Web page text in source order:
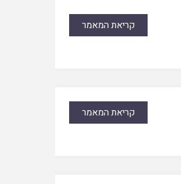
קריאת המאמר
קריאת המאמר